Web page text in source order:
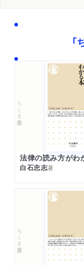
ちくま新書
法律の読み方がわ
白石忠志著
ちくま新書